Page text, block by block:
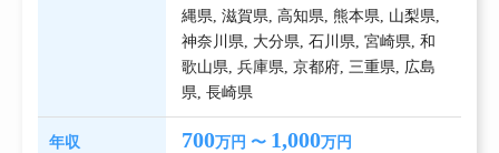
縄県,滋賀県,高知県,熊本県, 山梨県,
神奈川県, 大分県,石川県,宮崎県,和
歌山県,兵庫県,京都府,三重県, 広島
県,長崎県
年収 700万円 〜 1,000万円